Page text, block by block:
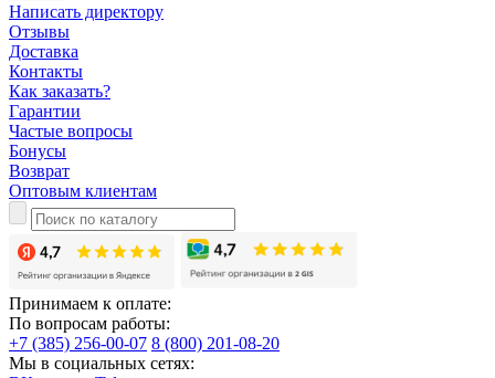
Написать директору
Отзывы
Доставка
Контакты
Как заказать?
Гарантии
Частые вопросы
Бонусы
Возврат
Оптовым клиентам
Принимаем к оплате:
По вопросам работы:
+7 (385) 256-00-07 8 (800) 201-08-20
Мы в социальных сетях: